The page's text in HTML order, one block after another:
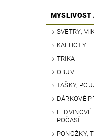
MYSLIVOST
SVETRY,
KALHOTY
TRIKA
OBUV
TAŠKY,
DÁRKOVÉ
POČASÍ
PONOŽKY,